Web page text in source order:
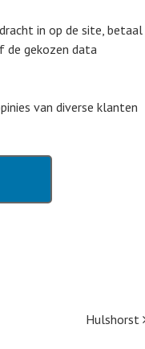
in op de site, betaal
de gekozen data
van diverse klanten
Hulshorst